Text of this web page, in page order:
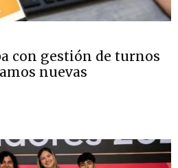
con gestión de turnos
nuevas